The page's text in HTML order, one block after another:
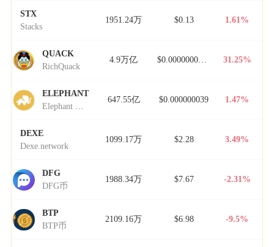
STX
Stacks
1951.24万 $0.13 1.61%
QUACK
RichQuack
4.9万亿 $0.00000000000 31.25%
ELEPHANT
Elephant Money
647.55亿 $0.000000039 1.47%
DEXE
Dexe.network
1099.17万 $2.28 3.49%
DFG
DFG币
1988.34万 $7.67 -2.31%
BTP
BTP币
2109.16万 $6.98 -9.5%